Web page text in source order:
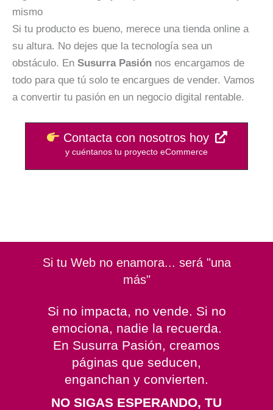
mismo
Si tu producto es bueno, merece una tienda online a
su altura. No dejes que la tecnología sea un
obstáculo. En Susurra Pasión nos encargamos de
todo para que tú solo te encargues de vender. Vamos
a convertir tu pasión en un negocio digital rentable.
Contacta con nosotros hoy
y cuéntanos tu proyecto eCommerce
Si tu Web no enamora... será "una
más"
Si no impacta, no vende. Si no
emociona, nadie la recuerda.
En Susurra Pasión, creamos
páginas que seducen,
enganchan y convierten.
NO SIGAS ESPERANDO, TU